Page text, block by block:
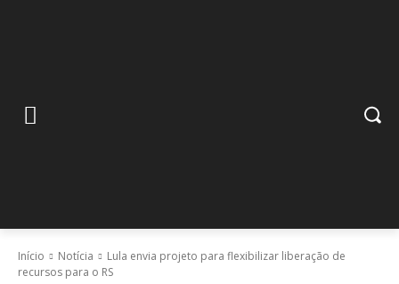
Início Notícia
Lula envia projeto para flexibilizar liberação de
recursos para o RS